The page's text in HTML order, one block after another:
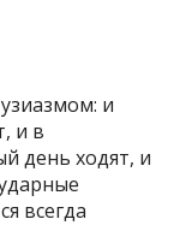
и
и в
день ходят, и
всегда